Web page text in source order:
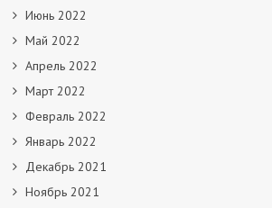
Июнь 2022
Май 2022
Апрель 2022
Март 2022
Февраль 2022
Январь 2022
Декабрь 2021
Ноябрь 2021